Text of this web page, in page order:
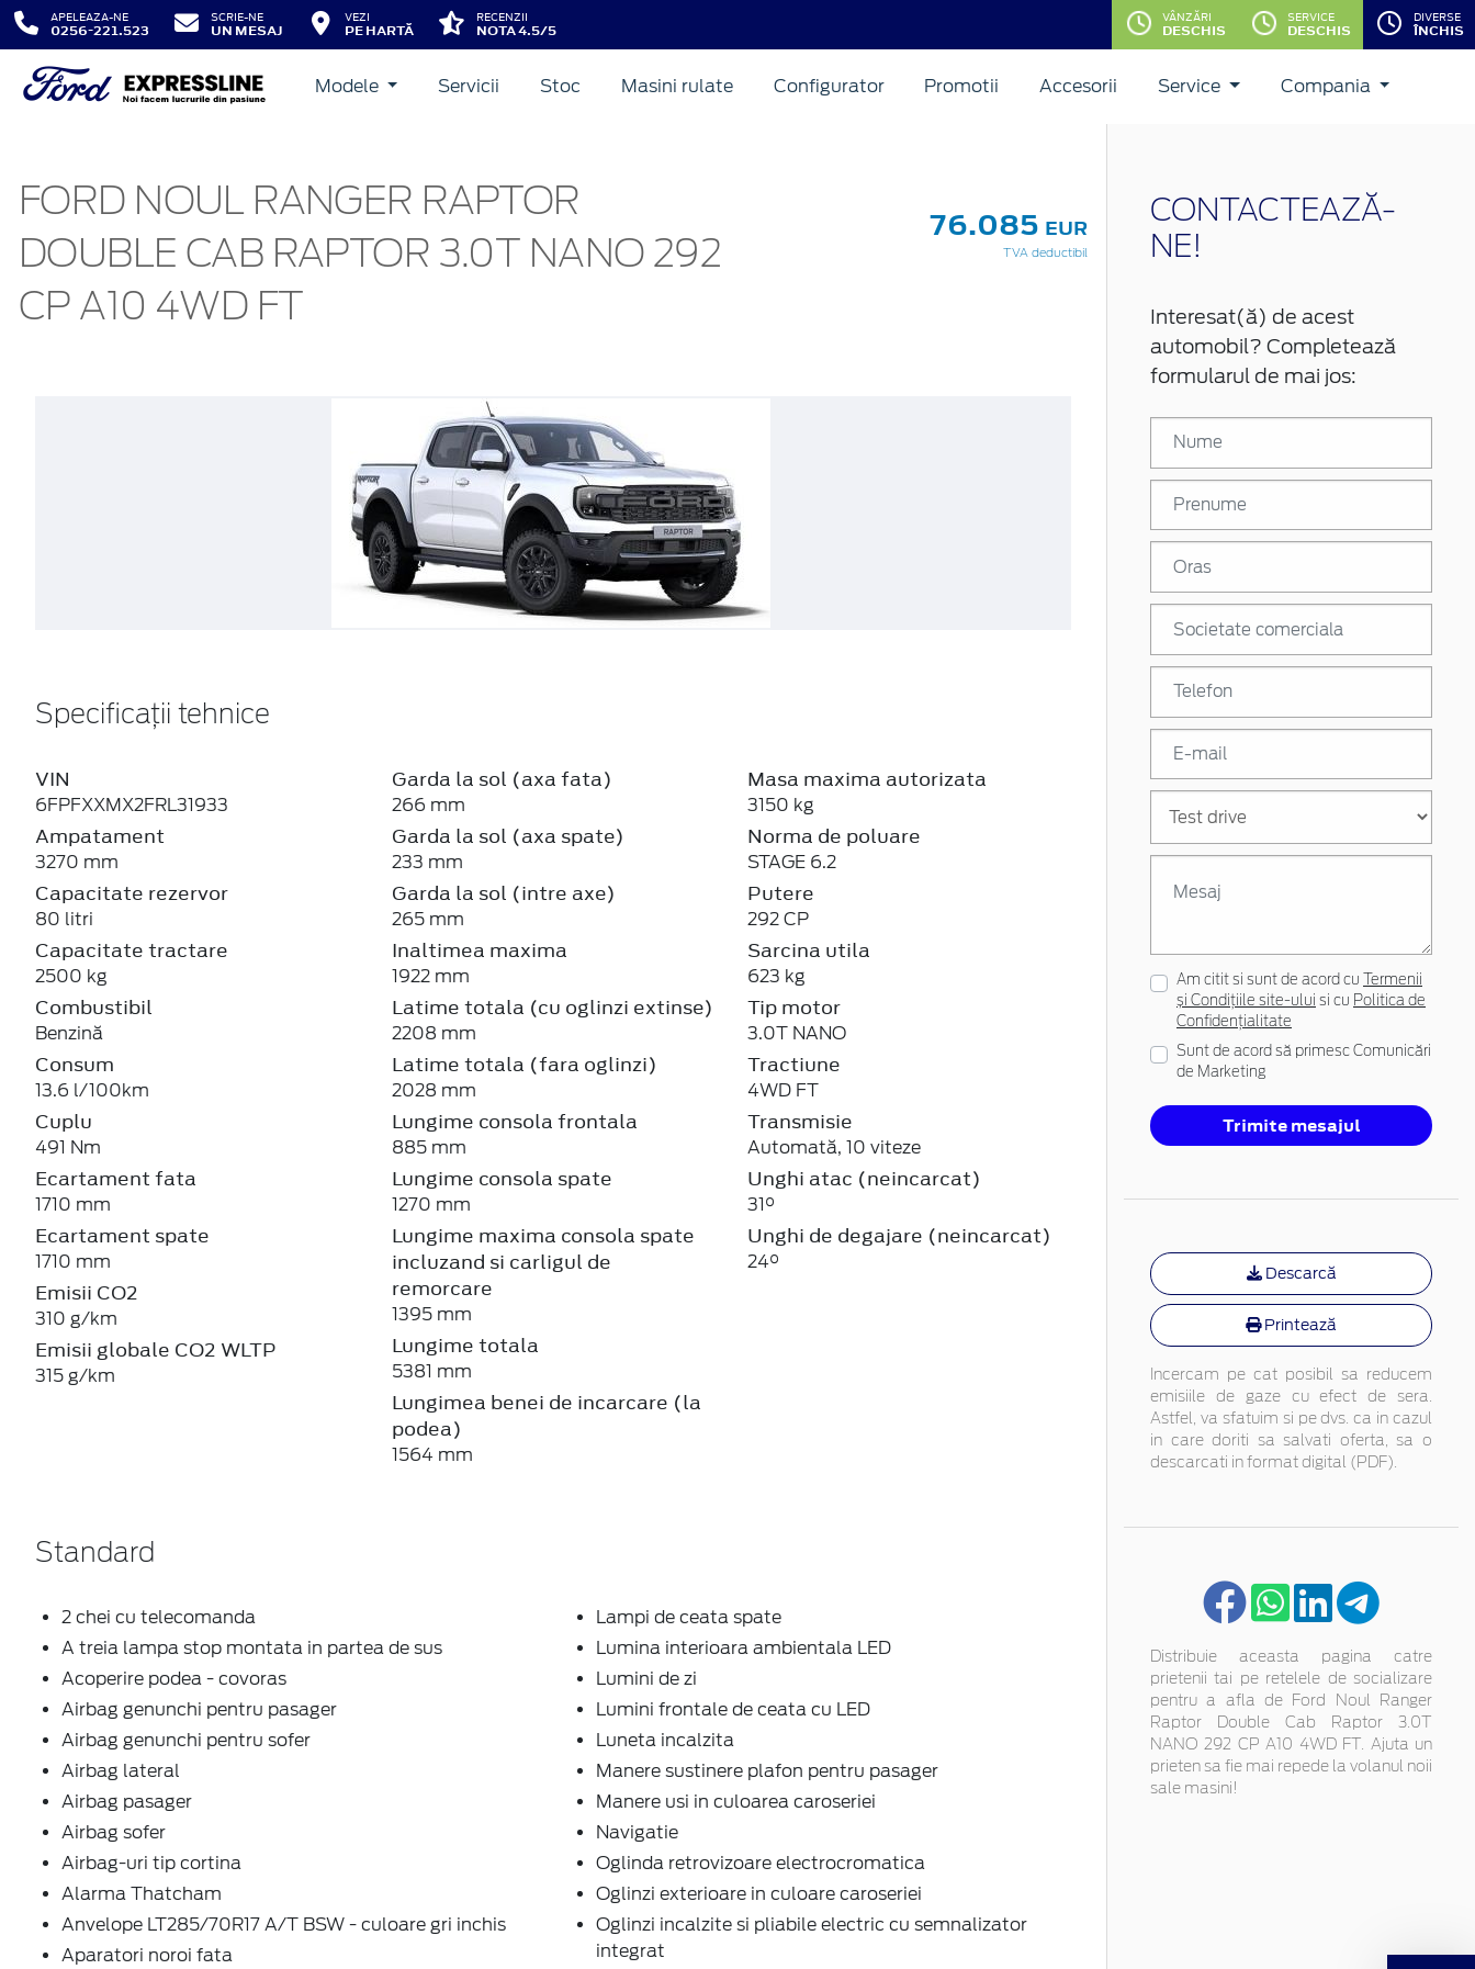
APELEAZA-NE
0256-221.523
SCRIE-NE
UN MESAJ
VEZI
PE HARTĂ
RECENZII
NOTA 4.5/5
VÂNZĂRI
DESCHIS
SERVICE
DESCHIS
DIVERSE
ÎNCHIS
Modele Servicii Stoc Masini rulate Configurator Promotii Accesorii Service Compania
FORD NOUL RANGER RAPTOR
DOUBLE CAB RAPTOR 3.0T NANO 292
CP A10 4WD FT
76.085 EUR
TVA deductibil
Specificații tehnice
VIN
6FPFXXMX2FRL31933
Ampatament
3270 mm
Capacitate rezervor
80 litri
Capacitate tractare
2500 kg
Combustibil
Benzină
Consum
13.6 l/100km
Cuplu
491 Nm
Ecartament fata
1710 mm
Ecartament spate
1710 mm
Emisii CO2
310 g/km
Emisii globale CO2 WLTP
315 g/km
Garda la sol (axa fata)
266 mm
Garda la sol (axa spate)
233 mm
Garda la sol (intre axe)
265 mm
Inaltimea maxima
1922 mm
Latime totala (cu oglinzi extinse)
2208 mm
Latime totala (fara oglinzi)
2028 mm
Lungime consola frontala
885 mm
Lungime consola spate
1270 mm
Lungime maxima consola spate
incluzand si carligul de
remorcare
1395 mm
Lungime totala
5381 mm
Lungimea benei de incarcare (la
podea)
1564 mm
Masa maxima autorizata
3150 kg
Norma de poluare
STAGE 6.2
Putere
292 CP
Sarcina utila
623 kg
Tip motor
3.0T NANO
Tractiune
4WD FT
Transmisie
Automată, 10 viteze
Unghi atac (neincarcat)
31°
Unghi de degajare (neincarcat)
24°
Standard
2 chei cu telecomanda
A treia lampa stop montata in partea de sus
Acoperire podea - covoras
Airbag genunchi pentru pasager
Airbag genunchi pentru sofer
Airbag lateral
Airbag pasager
Airbag sofer
Airbag-uri tip cortina
Alarma Thatcham
Anvelope LT285/70R17 A/T BSW - culoare gri inchis
Aparatori noroi fata
Lampi de ceata spate
Lumina interioara ambientala LED
Lumini de zi
Lumini frontale de ceata cu LED
Luneta incalzita
Manere sustinere plafon pentru pasager
Manere usi in culoarea caroseriei
Navigatie
Oglinda retrovizoare electrocromatica
Oglinzi exterioare in culoare caroseriei
Oglinzi incalzite si pliabile electric cu semnalizator
integrat
CONTACTEAZĂ-
NE!
Interesat(ă) de acest
automobil? Completează
formularul de mai jos:
Am citit si sunt de acord cu
Termenii
și Condițiile site-ului si cu Politica de
Confidențialitate
Sunt de acord să primesc Comunicări
de Marketing
Trimite mesajul
Descarcă
Printează
Incercam pe cat posibil sa reducem
emisiile de gaze cu efect de sera.
Astfel, va sfatuim si pe dvs. ca in cazul
in care doriti sa salvati oferta, sa o
descarcati in format digital (PDF).
Distribuie aceasta pagina catre
prietenii tai pe retelele de socializare
pentru a afla de Ford Noul Ranger
Raptor Double Cab Raptor 3.0T
NANO 292 CP A10 4WD FT. Ajuta un
prieten sa fie mai repede la volanul noii
sale masini!